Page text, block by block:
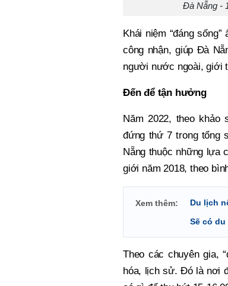
Đà Nẵng -
Khái niệm “đáng
công nhận, giúp Đà
người nước ngoài, giới
Đến để tận hưởng
Năm 2022, theo khảo
đứng thứ 7 trong tổng
Nẵng thuộc những lựa
giới năm 2018, theo
Xem thêm:
Du lịch
Sẽ có
Theo các chuyên gia,
hóa, lịch sử. Đó là nơi